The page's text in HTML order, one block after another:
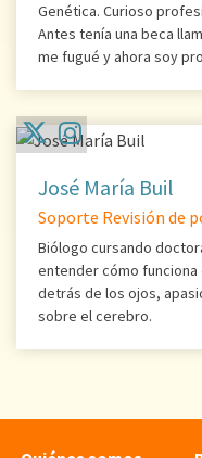
Genética. Curioso
Antes tenía una beca
me fugué y ahora soy
José María Buil
Soporte Revisión de
Biólogo cursando
entender cómo funciona
detrás de los ojos,
sobre el cerebro.